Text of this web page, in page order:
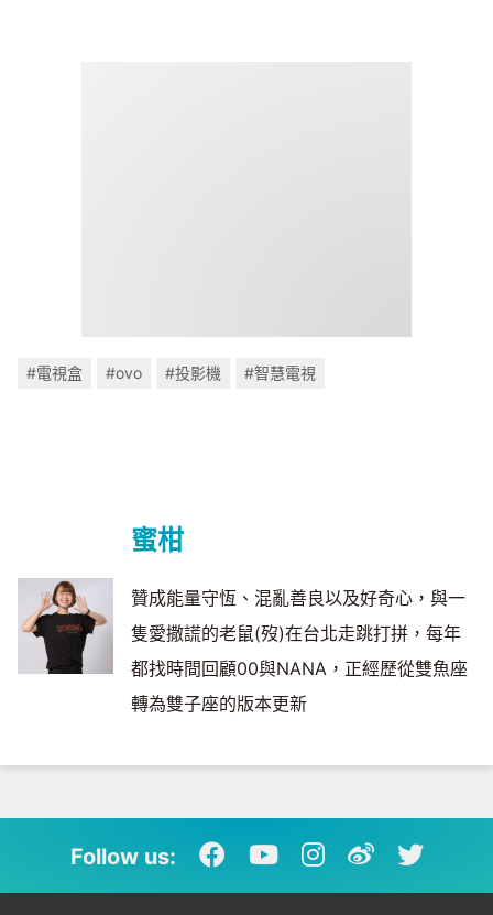
#電視盒 #ovo #投影機 #智慧電視
蜜柑
贊成能量守恆、混亂善良以及好奇心，與一
隻愛撒謊的老鼠(歿)在台北走跳打拼，每年
都找時間回顧00與NANA，正經歷從雙魚座
轉為雙子座的版本更新
Follow us: